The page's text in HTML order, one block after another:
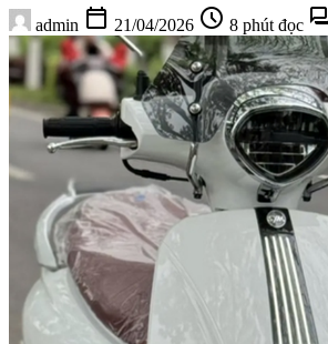
admin calendar_today 21/04/2026 schedule 8 phút đọc